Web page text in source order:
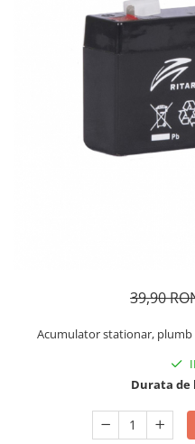
39,90
Acumulator stationar, plumb
Durata de